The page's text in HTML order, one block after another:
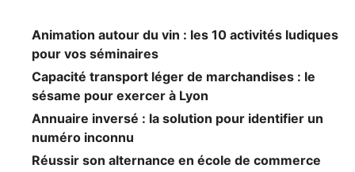
Animation autour du vin : les 10 activités ludiques
pour vos séminaires
Capacité transport léger de marchandises : le
sésame pour exercer à Lyon
Annuaire inversé : la solution pour identifier un
numéro inconnu
Réussir son alternance en école de commerce